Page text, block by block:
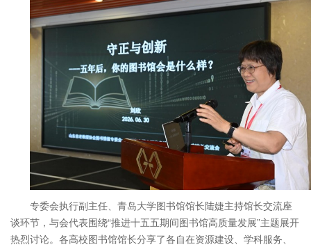
专委会执行副主任、青岛大学图书馆馆长陆婕主持馆长交流座
谈环节，与会代表围绕“推进十五五期间图书馆高质量发展”主题展开
热烈讨论。各高校图书馆馆长分享了各自在资源建设、学科服务、